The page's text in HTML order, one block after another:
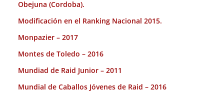
Obejuna (Cordoba).
Modificación en el Ranking Nacional 2015.
Monpazier – 2017
Montes de Toledo – 2016
Mundiad de Raid Junior – 2011
Mundial de Caballos Jóvenes de Raid – 2016